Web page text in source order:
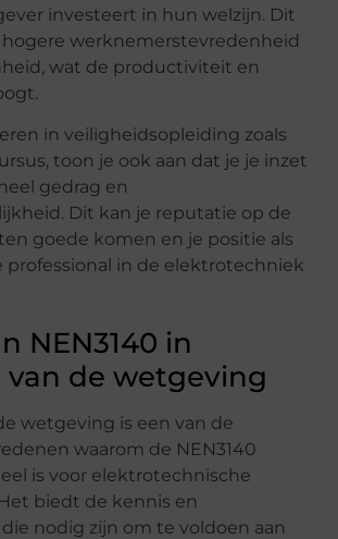
investeert in hun welzijn. Dit
werknemerstevredenheid
wat de productiviteit en
in veiligheidsopleiding zoals
toon je ook aan dat je je inzet
gedrag en
Dit kan je reputatie op de
goede komen en je positie als
professional in de elektrotechniek
NEN3140 in
van de wetgeving
wetgeving is een van de
waarom de NEN3140
is voor elektrotechnische
biedt de kennis en
nodig zijn om te voldoen aan